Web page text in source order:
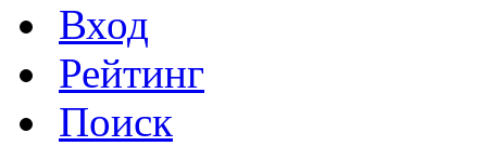
Вход
Рейтинг
Поиск